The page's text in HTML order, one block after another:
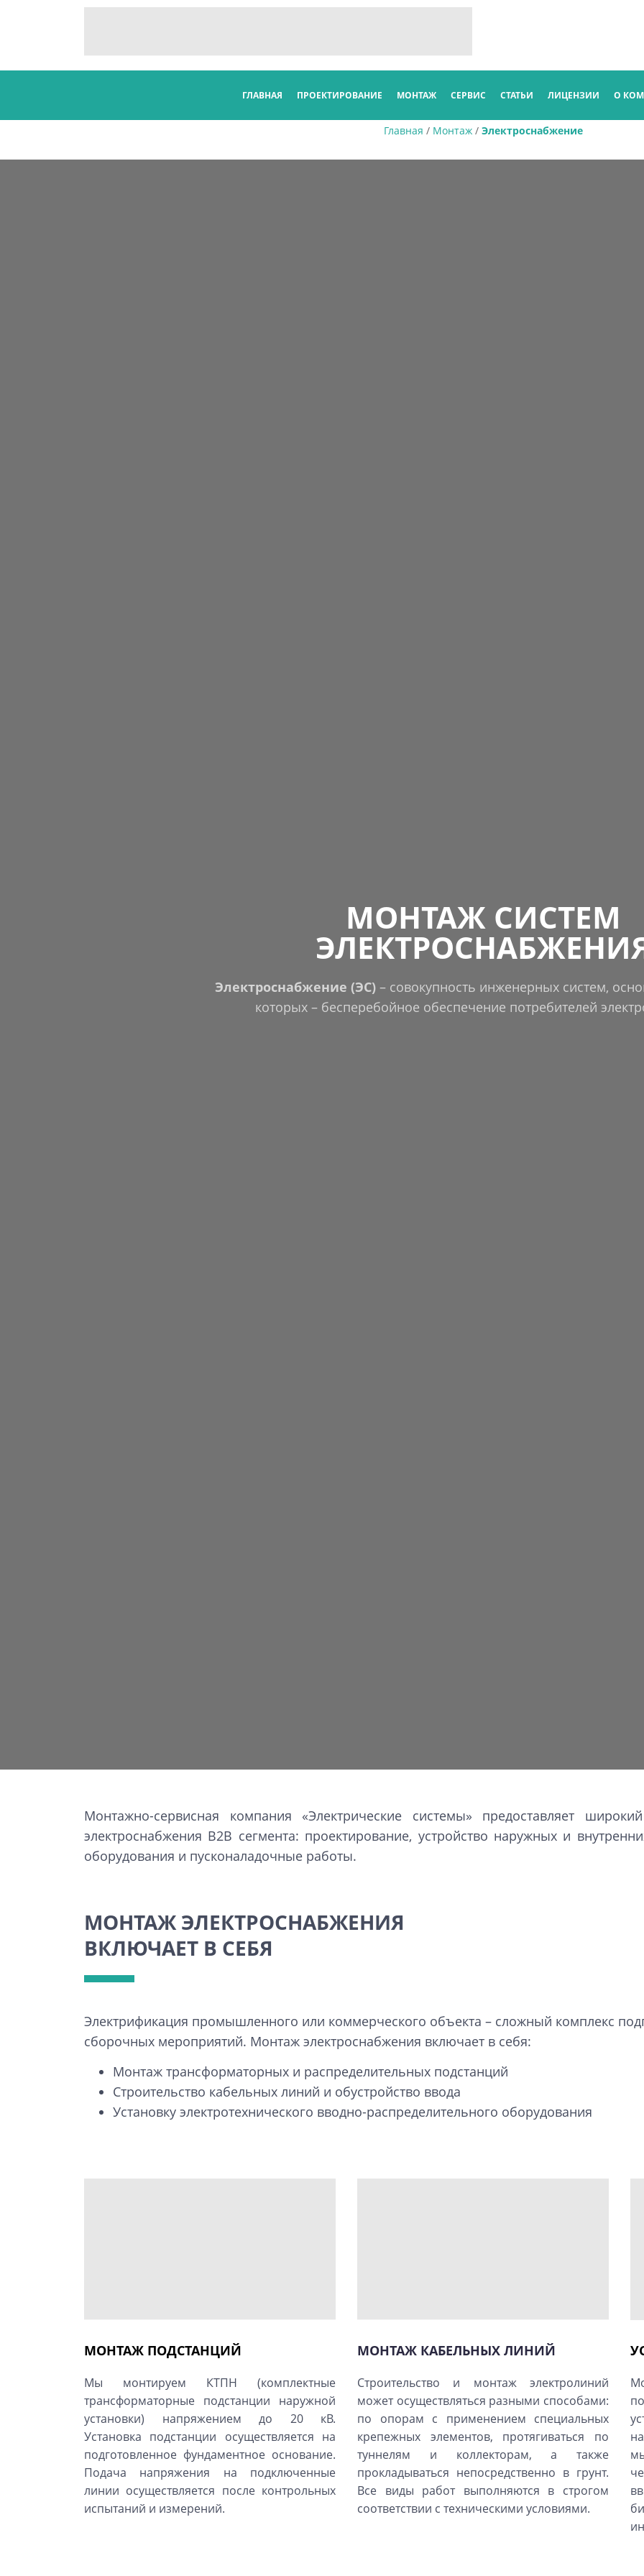
ГЛАВНАЯ ПРОЕКТИРОВАНИЕ МОНТАЖ СЕРВИС СТАТЬИ ЛИЦЕНЗИИ О
Главная / Монтаж/ Электроснабжение
МОНТАЖ СИСТЕМ
Электроснабжение (ЭС) – совокупность инженерных систем,
которых – бесперебойное обеспечение потребителей
Монтажно-сервисная компания «Электрические системы» предоставляет
электроснабжения B2B сегмента: проектирование, устройство наружных и
оборудования и пусконаладочные работы.
МОНТАЖ ЭЛЕКТРОСНАБЖЕНИЯ
ВКЛЮЧАЕТ В СЕБЯ
Электрификация промышленного или коммерческого объекта – сложный комплекс
сборочных мероприятий. Монтаж электроснабжения включает в себя:
Монтаж трансформаторных и распределительных подстанций
Строительство кабельных линий и обустройство ввода
Установку электротехнического вводно-распределительного оборудования
МОНТАЖ ПОДСТАНЦИЙ
Мы монтируем КТПН (комплектные
трансформаторные подстанции наружной
установки) напряжением до 20 кВ.
Установка подстанции осуществляется на
подготовленное фундаментное основание.
Подача напряжения на подключенные
линии осуществляется после контрольных
испытаний и измерений.
МОНТАЖ КАБЕЛЬНЫХ ЛИНИЙ
Строительство и монтаж электролиний
может осуществляться разными способами:
по опорам с применением специальных
крепежных элементов, протягиваться по
туннелям и коллекторам, а также
прокладываться непосредственно в грунт.
Все виды работ выполняются в строгом
соответствии с техническими условиями.